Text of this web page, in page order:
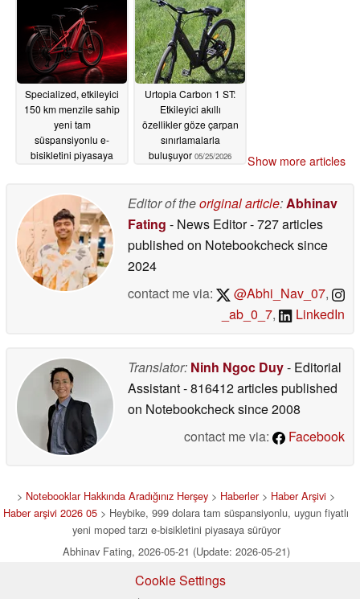
Specialized, etkileyici
150 km menzile sahip
yeni tam
süspansiyonlu e-
bisikletini piyasaya
Urtopia Carbon 1 ST:
Etkileyici akıllı
özellikler göze çarpan
sınırlamalarla
buluşuyor 05/25/2026 Show more articles
Editor of theoriginal article:Abhinav
Fating - News Editor- 727 articles
published on Notebookchecksince
2024
contact me via:
@Abhi_Nav_07,
_ab_0_7, LinkedIn
Translator: Ninh Ngoc Duy- Editorial
Assistant- 816412 articles published
on Notebookchecksince 2008
contact me via:
Facebook
> Notebooklar Hakkında Aradığınız Herşey > Haberler> Haber Arşivi >
Haber arşivi 2026 05 > Heybike, 999 dolara tam süspansiyonlu, uygun fiyatlı
yeni moped tarzı e-bisikletini piyasaya sürüyor
Abhinav Fating, 2026-05-21 (Update: 2026-05-21)
Cookie Settings